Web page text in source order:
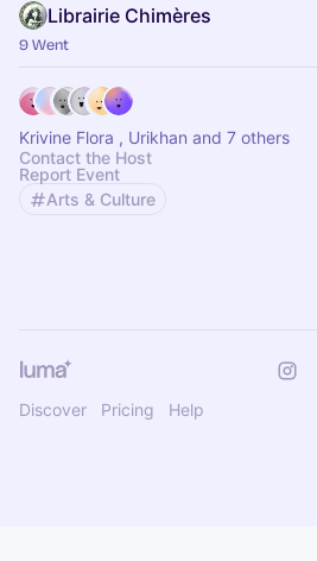
Librairie Chimères
9 Went
Krivine Flora , Urikhan and 7 others
Contact the Host
Report Event
Arts & Culture
Discover Pricing Help